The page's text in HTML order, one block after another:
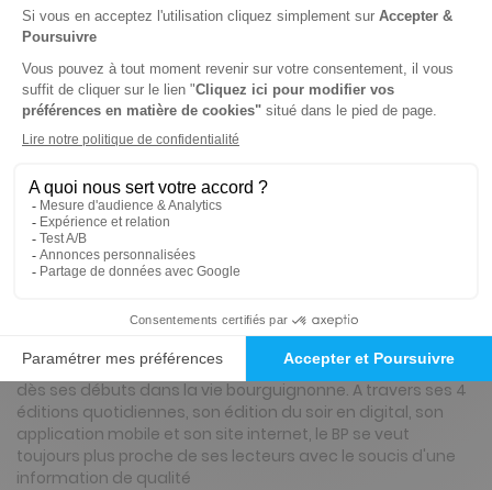
-15%
Abonnement 1 an
428€32 Tarif Kiosque :503€90
Tarif France métropolitaine
Présentation du magazine Le Bien Public, Ed.
de Dijon
conjugue avec celle du département de la Cote d'Or ancré
dès ses débuts dans la vie bourguignonne. A travers ses 4
éditions quotidiennes, son édition du soir en digital, son
application mobile et son site internet, le BP se veut
toujours plus proche de ses lecteurs avec le soucis d'une
information de qualité